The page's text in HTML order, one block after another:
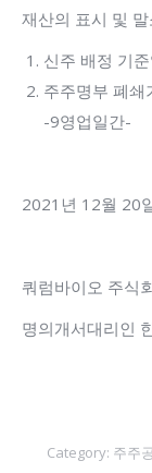
재산의 표시 및
신주 배정 기
주주명부 폐
-9영업일간-
2021년 12월 20
쿼럼바이오 주식
명의개서대리인
Category: 주주